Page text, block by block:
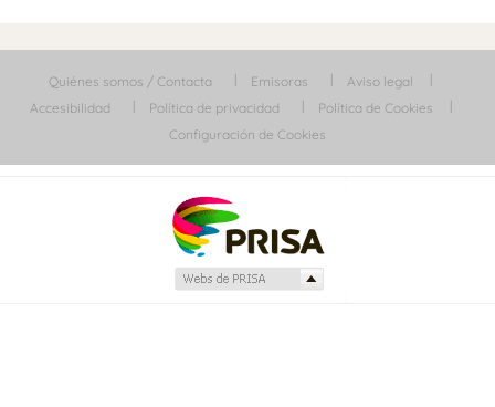
Quiénes somos / Contacta Emisoras
Aviso legal
Accesibilidad
Política de privacidad
Política de Cookies
Configuración de Cookies